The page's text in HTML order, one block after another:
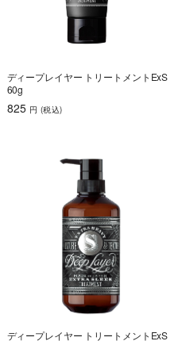
ディープレイヤー トリートメントExS
60g
825 円 (税込)
ディープレイヤー トリートメントExS